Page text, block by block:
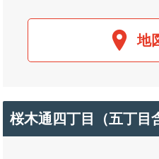
地
桜木通四丁目（五丁目